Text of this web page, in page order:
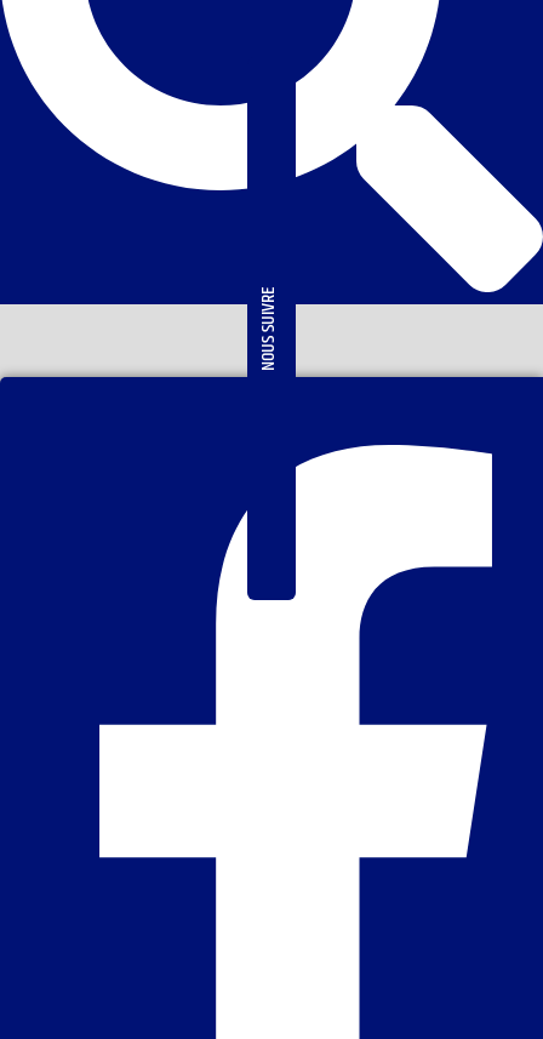
NOUS SUIVRE